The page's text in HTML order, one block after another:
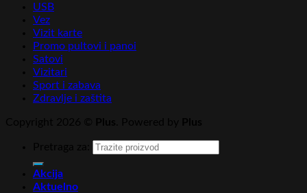
USB
Vez
Vizit karte
Promo pultovi i panoi
Satovi
Vizitari
Sport i zabava
Zdravlje i zaštita
Akcija
Aktuelno